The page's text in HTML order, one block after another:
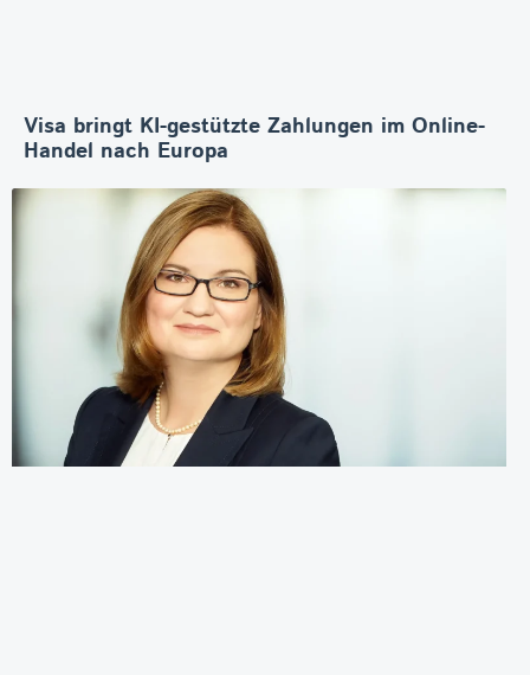
Visa bringt KI-gestützte Zahlungen im Online-
Handel nach Europa